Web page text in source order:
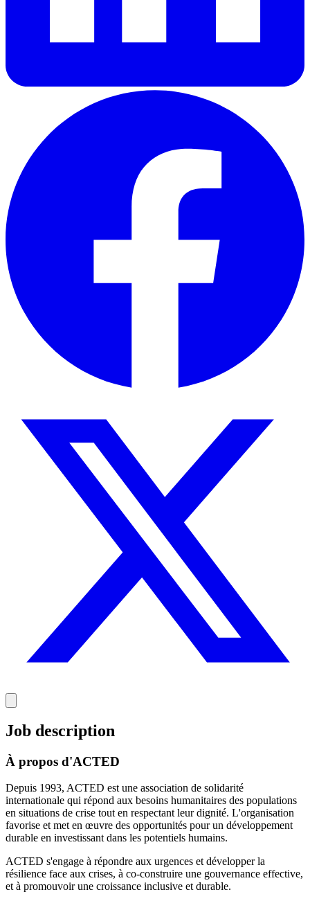
Job description
À propos d'ACTED
Depuis 1993, ACTED est une association de solidarité
internationale qui répond aux besoins humanitaires des populations
en situations de crise tout en respectant leur dignité. L'organisation
favorise et met en œuvre des opportunités pour un développement
durable en investissant dans les potentiels humains.
ACTED s'engage à répondre aux urgences et développer la
résilience face aux crises, à co-construire une gouvernance effective,
et à promouvoir une croissance inclusive et durable.